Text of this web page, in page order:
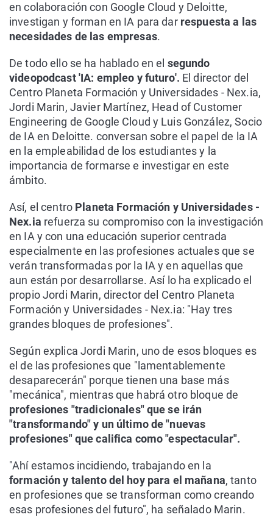
en colaboración con Google Cloud y Deloitte,
investigan y forman en IA para dar respuesta a las
necesidades de las empresas.
De todo ello se ha hablado en el segundo
videopodcast 'IA: empleo y futuro'. El director del
Centro Planeta Formación y Universidades - Nex.ia,
Jordi Marin, Javier Martínez, Head of Customer
Engineering de Google Cloud y Luis González, Socio
de IA en Deloitte. conversan sobre el papel de la IA
en la empleabilidad de los estudiantes y la
importancia de formarse e investigar en este
ámbito.
Así, el centro Planeta Formación y Universidades -
Nex.ia refuerza su compromiso con la investigación
en IA y con una educación superior centrada
especialmente en las profesiones actuales que se
verán transformadas por la IA y en aquellas que
aun están por desarrollarse. Así lo ha explicado el
propio Jordi Marin, director del Centro Planeta
Formación y Universidades - Nex.ia: "Hay tres
grandes bloques de profesiones".
Según explica Jordi Marin, uno de esos bloques es
el de las profesiones que "lamentablemente
desaparecerán" porque tienen una base más
"mecánica", mientras que habrá otro bloque de
profesiones "tradicionales" que se irán
"transformando" y un último de "nuevas
profesiones" que califica como "espectacular".
"Ahí estamos incidiendo, trabajando en la
formación y talento del hoy para el mañana, tanto
en profesiones que se transforman como creando
esas profesiones del futuro", ha señalado Marin.